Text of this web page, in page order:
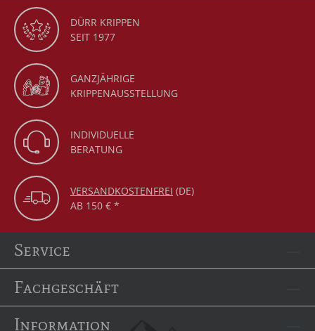
DÜRR KRIPPEN
SEIT 1977
GANZJÄHRIGE
KRIPPENAUSSTELLUNG
INDIVIDUELLE
BERATUNG
VERSANDKOSTENFREI (DE)
AB 150 € *
Service
Fachgeschäft
Information